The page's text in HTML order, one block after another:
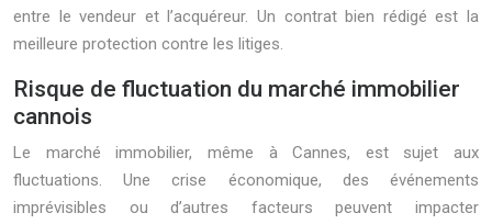
entre le vendeur et l’acquéreur. Un contrat bien rédigé est la
meilleure protection contre les litiges.
Risque de fluctuation du marché immobilier
cannois
Le marché immobilier, même à Cannes, est sujet aux
fluctuations. Une crise économique, des événements
imprévisibles ou d’autres facteurs peuvent impacter